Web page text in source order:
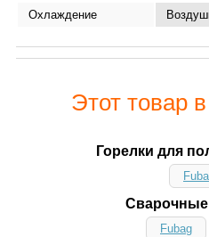
Охлаждение
Этот товар
Горелки для
Сварочные
Fubag